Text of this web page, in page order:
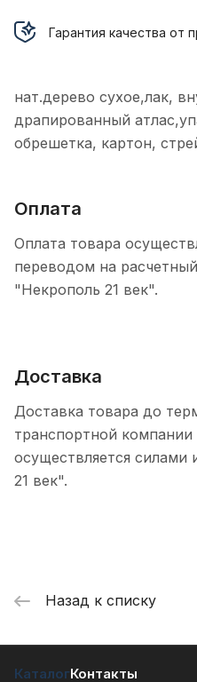
Гарантия качества от
нат.дерево сухое,лак,
драпированный
обрешетка, картон,
Оплата
Оплата товара
переводом на
"Некрополь 21 век".
Доставка
Доставка товара до
транспортной
осуществляется
21 век".
Назад к списку
КаталогКонтакты